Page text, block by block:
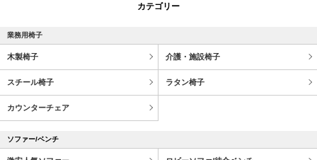
カテゴリー
業務用椅子
木製椅子 介護・施設椅子
スチール椅子 ラタン椅子
カウンターチェア
ソファー/ベンチ